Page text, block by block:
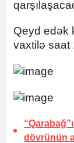
Qeyd edək
vaxtilə saat
dövrünün